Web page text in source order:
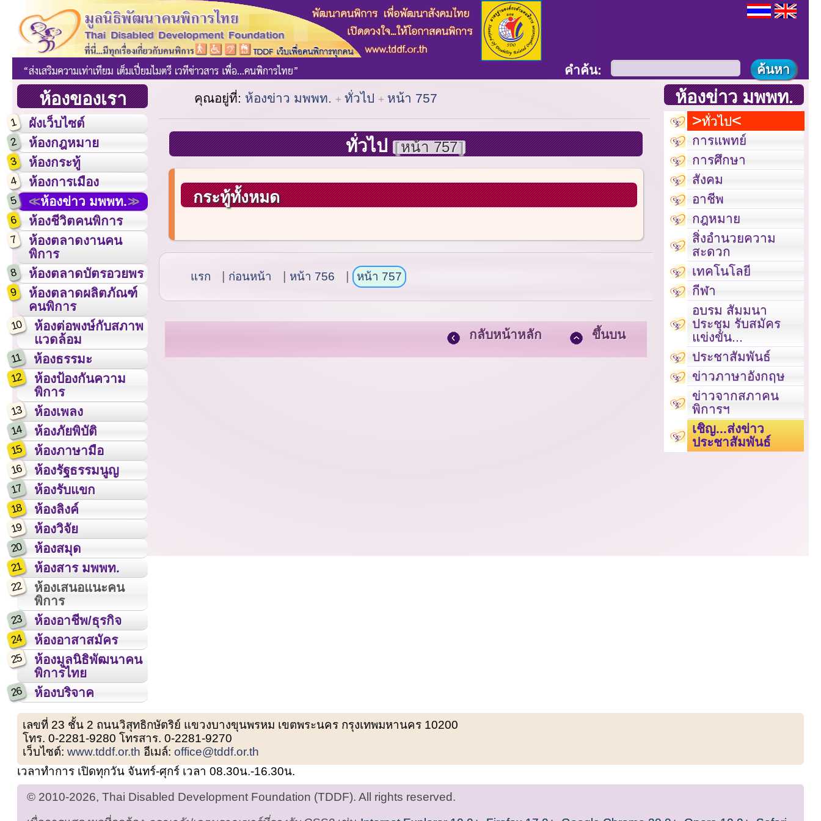
ห้องของเรา
1 ผังเว็บไซต์
2 ห้องกฎหมาย
3 ห้องกระทู้
4 ห้องการเมือง
5 ห้องข่าว มพพท.
6 ห้องชีวิตคนพิการ
7
ห้องตลาดงานคน
พิการ
8 ห้องตลาดบัตรอวยพร
9
ห้องตลาดผลิตภัณฑ์
คนพิการ
10
ห้องต่อพงษ์กับสภาพ
แวดล้อม
11 ห้องธรรมะ
12
ห้องป้องกันความ
พิการ
13 ห้องเพลง
14 ห้องภัยพิบัติ
15 ห้องภาษามือ
16 ห้องรัฐธรรมนูญ
17 ห้องรับแขก
18 ห้องลิงค์
19 ห้องวิจัย
20 ห้องสมุด
21 ห้องสาร มพพท.
22
ห้องเสนอแนะคน
พิการ
23 ห้องอาชีพ/ธุรกิจ
24 ห้องอาสาสมัคร
25
ห้องมูลนิธิพัฒนาคน
พิการไทย
26 ห้องบริจาค
คำค้น:
คุณอยู่ที่: ห้องข่าว มพพท. ทั่วไป หน้า 757
ทั่วไป หน้า 757
กระทู้ทั้งหมด
แรก ก่อนหน้า หน้า 756 หน้า 757
กลับหน้าหลัก ขึ้นบน
ห้องข่าว มพพท.
ทั่วไป
การแพทย์
การศึกษา
สังคม
อาชีพ
กฎหมาย
สิ่งอำนวยความ
สะดวก
เทคโนโลยี
กีฬา
อบรม สัมมนา
ประชุม รับสมัคร
แข่งขัน...
ประชาสัมพันธ์
ข่าวภาษาอังกฤษ
ข่าวจากสภาคน
พิการฯ
เชิญ...ส่งข่าว
ประชาสัมพันธ์
เลขที่ 23 ชั้น 2 ถนนวิสุทธิกษัตริย์ แขวงบางขุนพรหม เขตพระนคร กรุงเทพมหานคร 10200
โทร. 0-2281-9280 โทรสาร. 0-2281-9270
เว็บไซต์:www.tddf.or.th อีเมล์:office@tddf.or.th
เวลาทำการ เปิดทุกวัน จันทร์-ศุกร์ เวลา 08.30น.-16.30น.
© 2010-2026, Thai Disabled Development Foundation (TDDF). All rights reserved.